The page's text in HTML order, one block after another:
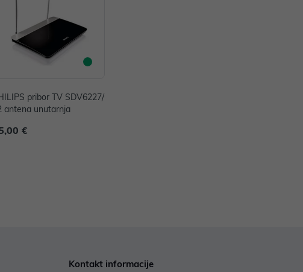
pribor TV SDV6227/
antena unutarnja
€
Kontakt informacije